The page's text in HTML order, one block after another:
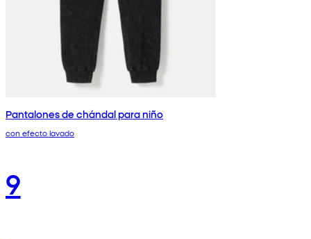
Pantalones de chándal para niño
con efecto lavado
9